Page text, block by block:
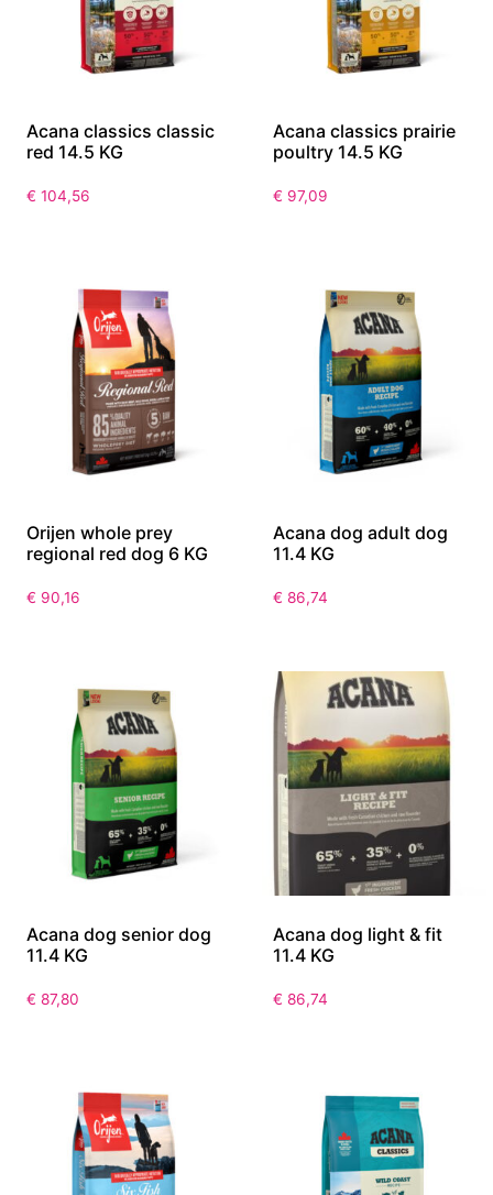
Acana classics classic
red 14.5 KG
€ 104,56
Acana classics prairie
poultry 14.5 KG
€ 97,09
Orijen whole prey
regional red dog 6 KG
€ 90,16
Acana dog adult dog
11.4 KG
€ 86,74
Acana dog senior dog
11.4 KG
€ 87,80
Acana dog light & fit
11.4 KG
€ 86,74